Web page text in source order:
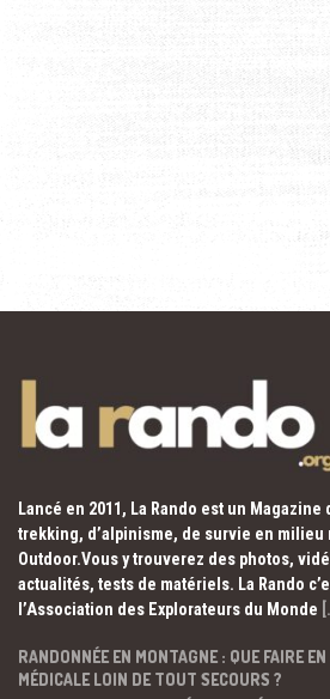
Lancé en 2011, La Rando est un
trekking, d’alpinisme, de survie en milieu
Outdoor.Vous y trouverez des photos,
actualités, tests de matériels. La Rando
l’Association des Explorateurs du Monde
RANDONNÉE EN MONTAGNE : QUE FAIRE EN
MÉDICALE LOIN DE TOUT SECOURS ?